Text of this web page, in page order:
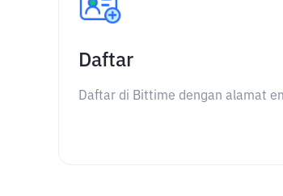
Daftar
Daftar di Bittime dengan alamat